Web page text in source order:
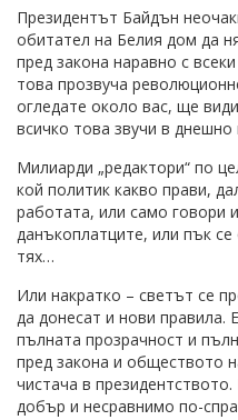
Президентът Байдън
обитател на Белия дом да
пред закона наравно с
това прозвуча
огледате около вас, ще
всичко това звучи в днешно
Милиарди „редактори“ по
кой политик какво прави,
работата, или само говори
данъкоплатците, или пък
тях…
Или накратко – светът се
да донесат и нови правила.
пълната прозрачност и
пред закона и обществото
чистача в
добър и несравнимо по-